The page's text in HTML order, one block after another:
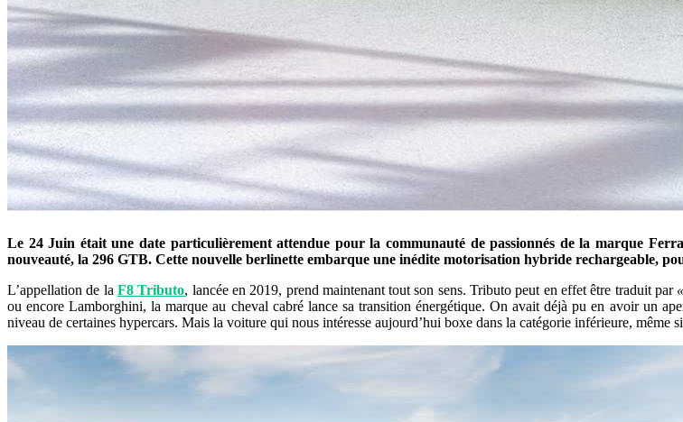
Le 24 Juin était une date particulièrement attendue pour la communauté de passionnés de la marque
nouveauté, la 296 GTB. Cette nouvelle berlinette embarque une inédite motorisation hybride rechargeable,
L’appellation de la F8 Tributo, lancée en 2019, prend maintenant tout son sens. Tributo peut en effet être traduit par
ou encore Lamborghini, la marque au cheval cabré lance sa transition énergétique. On avait déjà pu en avoir un
niveau de certaines hypercars. Mais la voiture qui nous intéresse aujourd’hui boxe dans la catégorie inférieure, même